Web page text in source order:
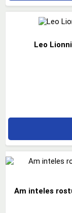
Leo
Am inteles